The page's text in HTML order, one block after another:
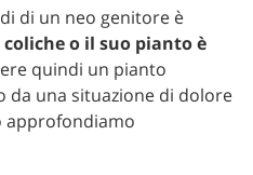
di un neo genitore è
o il suo pianto è
quindi un pianto
da una situazione di dolore
approfondiamo